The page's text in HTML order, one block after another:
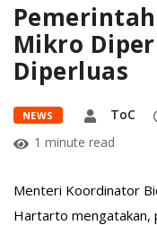
Mikro
Diperluas
NEWS ToC
1 minute read
Menteri Koordinator
Hartarto mengatakan,